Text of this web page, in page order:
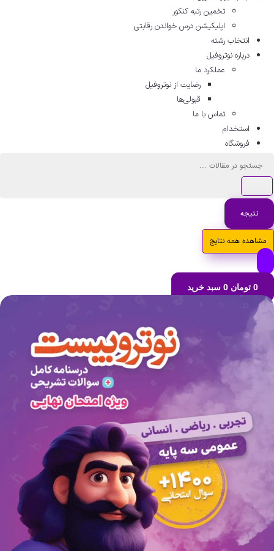
تخمین رتبه کنکور
اپلیکیشن درس خواندن رقابتی
انتخاب رشته
درباره نوتروفیل
عملکرد ما
رضایت از نوتروفیل
قبولی‌ها
تماس با ما
استخدام
فروشگاه
نتیجه
مشاهده همه نتایج
تومان 0 سبد خرید